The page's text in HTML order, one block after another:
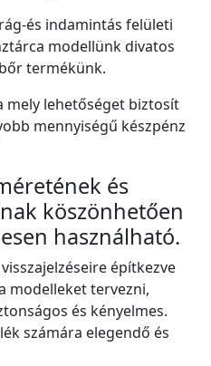
és indamintás felületi
modellünk divatos
termékünk.
mely lehetőséget biztosít
mennyiségű készpénz
és
köszönhetően
használható.
építkezve
modelleket tervezni,
és kényelmes.
számára elegendő és